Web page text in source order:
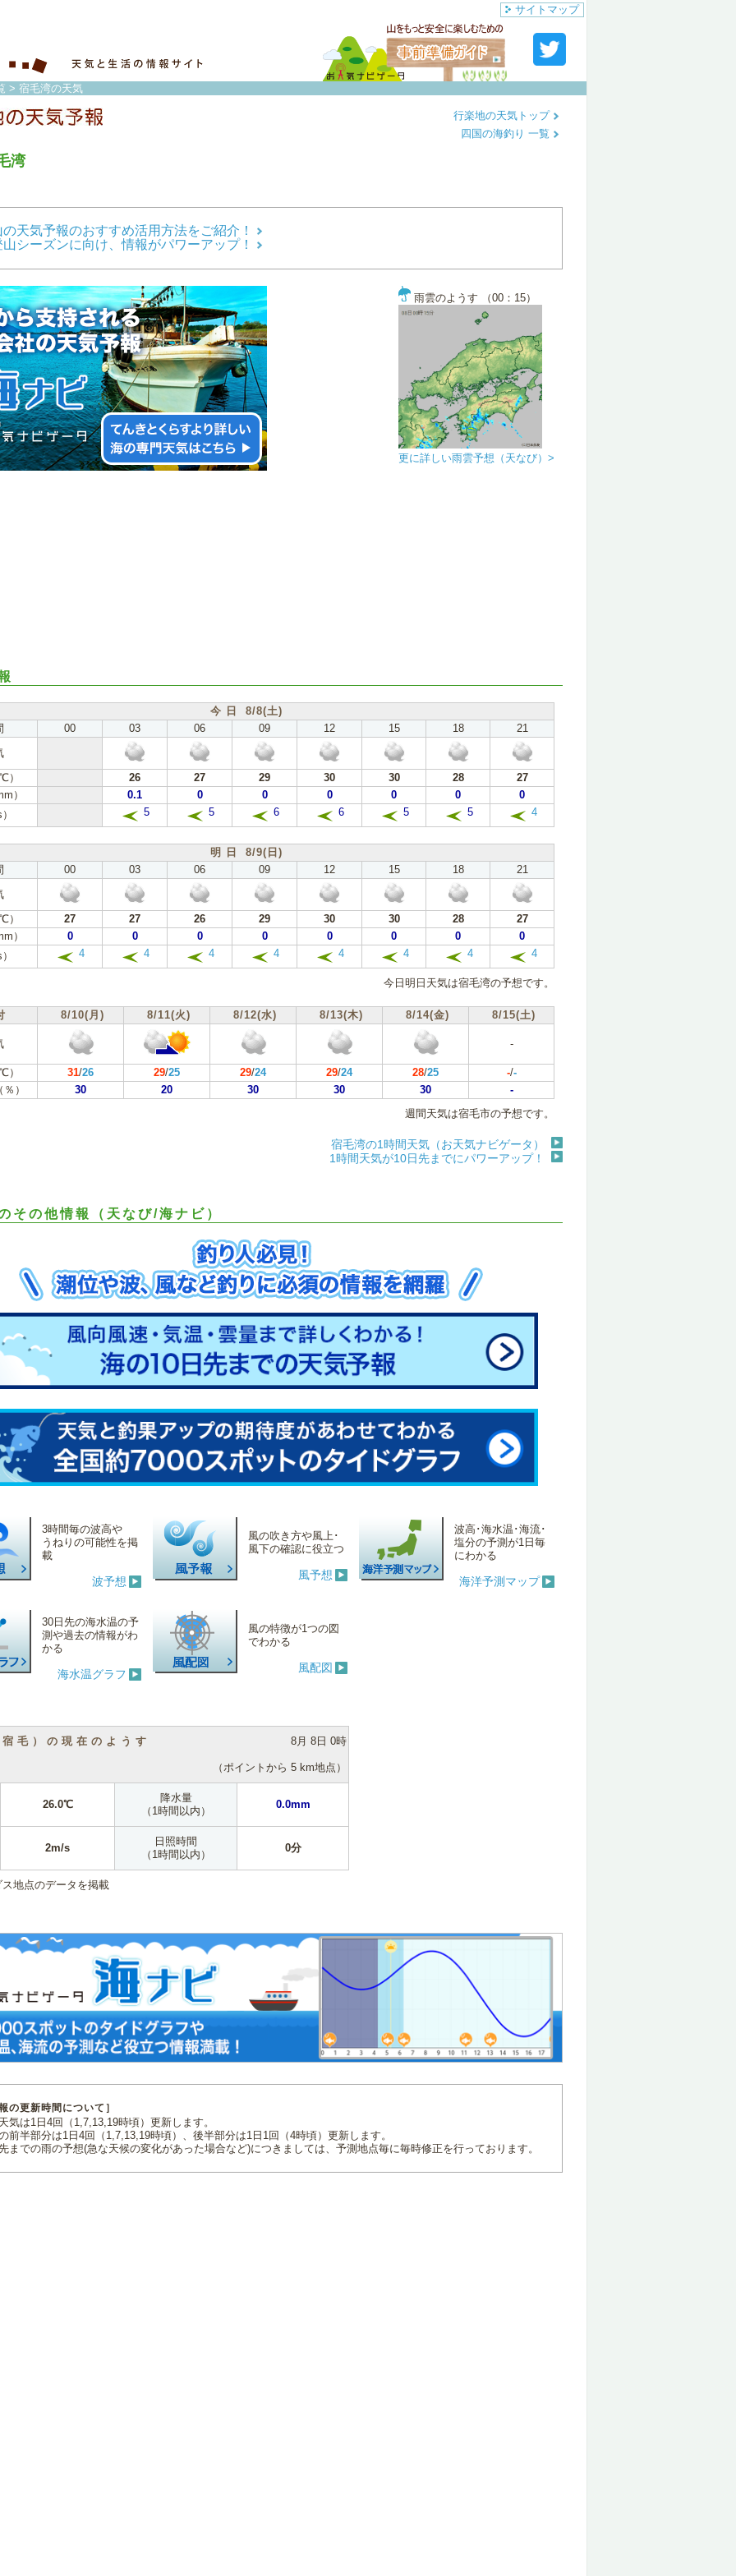
サイトマップ
> 宿毛湾の天気
湾
行楽地の天気トップ
四国の海釣り 一覧
天気予報のおすすめ活用方法をご紹介！
シーズンに向け、情報がパワーアップ！
雨雲のようす （00：15）
更に詳しい雨雲予想（天なび）>
今 日 8/8(土)
00 03 06 09 12 15 18
21
26 27 29 30 30 28
27
）
0.1 0 0 0 0 0
0
5 5 6 6 5 5 4
明 日 8/9(日)
00 03 06 09 12 15 18
21
27 27 26 29 30 30 28
27
）
0 0 0 0 0 0 0
0
4 4 4 4 4 4 4 4
今日明日天気は宿毛湾の予想です。
8/10(月) 8/11(火) 8/12(水) 8/13(木) 8/14(金) 8/15(土)
-
31/26 29/25 29/24 29/24 28/25 -/-
）
30 20 30 30 30
-
週間天気は宿毛市の予想です。
宿毛湾の1時間天気（お天気ナビゲータ）
1時間天気が10日先までにパワーアップ！
その他情報（天なび/海ナビ）
3時間毎の波高や
うねりの可能性を掲
載
波予想
風の吹き方や風上･
風下の確認に役立つ
風予想
波高･海水温･海流･
塩分の予測が1日毎
にわかる
海洋予測マップ
30日先の海水温の予
測や過去の情報がわ
かる
海水温グラフ
風の特徴が1つの図
でわかる
風配図
毛）の現在のようす 8月 8日 0時
（ポイントから 5 km地点）
26.0℃
降水量
（1時間以内）
0.0mm
2m/s
日照時間
（1時間以内）
0分
地点のデータを掲載
の更新時間について］
気は1日4回（1,7,13,19時頃）更新します。
前半部分は1日4回（1,7,13,19時頃）、後半部分は1日1回（4時頃）更新します。
までの雨の予想(急な天候の変化があった場合など)につきましては、予測地点毎に毎時修正を行っております。